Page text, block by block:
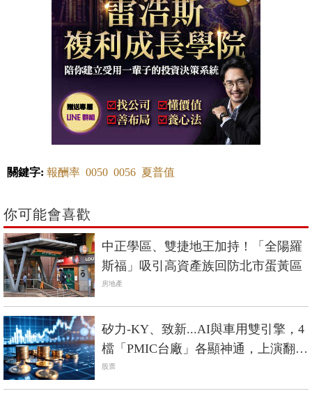
關鍵字: 報酬率 0050 0056 夏普值
你可能會喜歡
中正學區、雙捷地王加持！「全陽羅
斯福」吸引高資產族回防北市蛋黃區
房地產
矽力-KY、致新...AI與車用雙引擎，4
檔「PMIC台廠」各顯神通，上演翻身
戰
股票